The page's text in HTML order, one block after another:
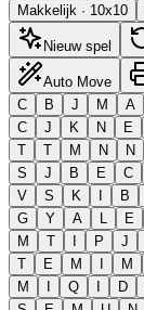
Makkelijk · 10x10
Nieuw spel
Auto Move
C
B J M A
C
J K N E
T
T M N N
S
J B E C
V
S K I B
G
Y A L E
M
T I P J
T
E M I M
M
I Q I D